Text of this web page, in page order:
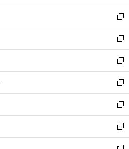
開
く
ウ
で
開
く
ン
ド
ウ
で
開
く
ウ
ィ
ン
ド
ウ
で
開
く
新
し
い
ウ
ィ
ン
ド
ウ
で
開
く
新
し
い
ウ
ィ
ン
ド
ウ
で
開
新
し
い
ウ
ィ
ン
ド
ウ
新
し
い
ウ
ィ
ン
新
し
い
ウ
新
し